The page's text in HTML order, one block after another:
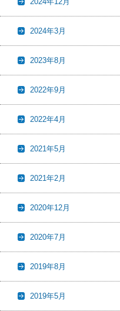
2024年3月
2023年8月
2022年9月
2022年4月
2021年5月
2021年2月
2020年12月
2020年7月
2019年8月
2019年5月